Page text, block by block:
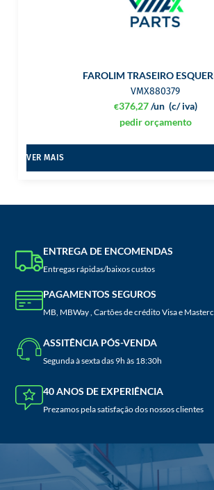
FAROLIM TRASEIRO
VMX880379
€376,27 (c/ iva)
/un
pedir orçamento
VER MAIS
ENTREGA DE ENCOMENDAS
Entregas rápidas/baixos custos
PAGAMENTOS SEGUROS
MB, MBWay , Cartões de crédito Visa e
ASSITÊNCIA PÓS-VENDA
Segunda à sexta das 9h às 18:30h
40 ANOS DE EXPERIÊNCIA
Prezamos pela satisfação dos nossos clientes